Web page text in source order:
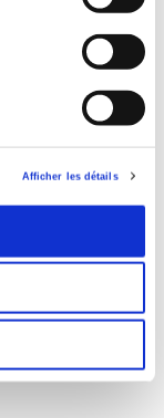
Afficher les détails